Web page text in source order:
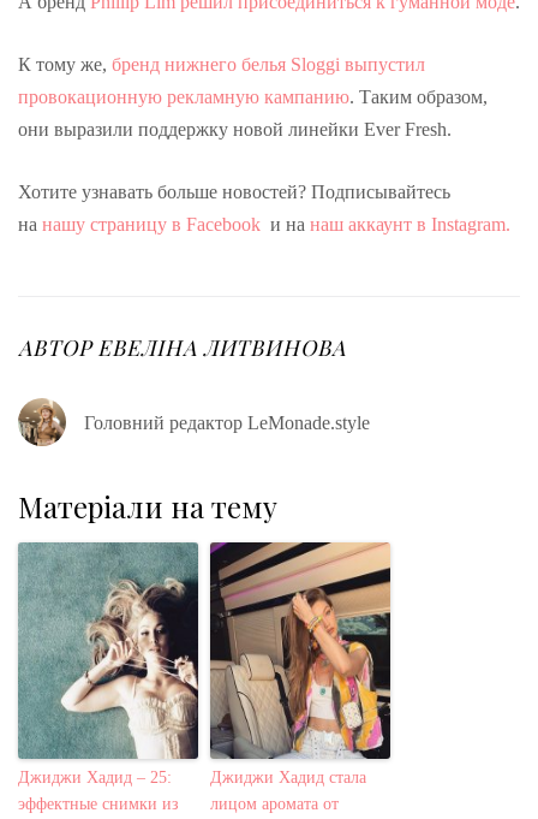
К тому же, бренд нижнего белья Sloggi выпустил
провокационную рекламную кампанию. Таким образом,
они выразили поддержку новой линейки Ever Fresh.
Хотите узнавать больше новостей? Подписывайтесь
на нашу страницу в Facebook и на наш аккаунт в Instagram.
АВТОРЕВЕЛІНА ЛИТВИНОВА
Головний редактор LeMonade.style
Матеріали на тему
Джиджи Хадид – 25:
эффектные снимки из
Джиджи Хадид стала
лицом аромата от